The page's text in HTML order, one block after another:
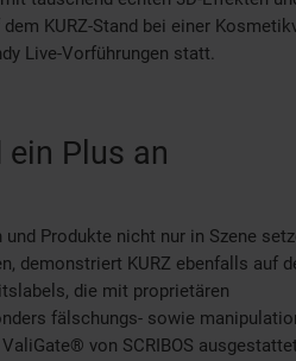
KURZ-Stand bei einer
Live-Vorführungen statt.
Plus an
Produkte nicht nur in Szene
demonstriert KURZ ebenfalls auf
die mit proprietären
fälschungs- sowie
von SCRIBOS